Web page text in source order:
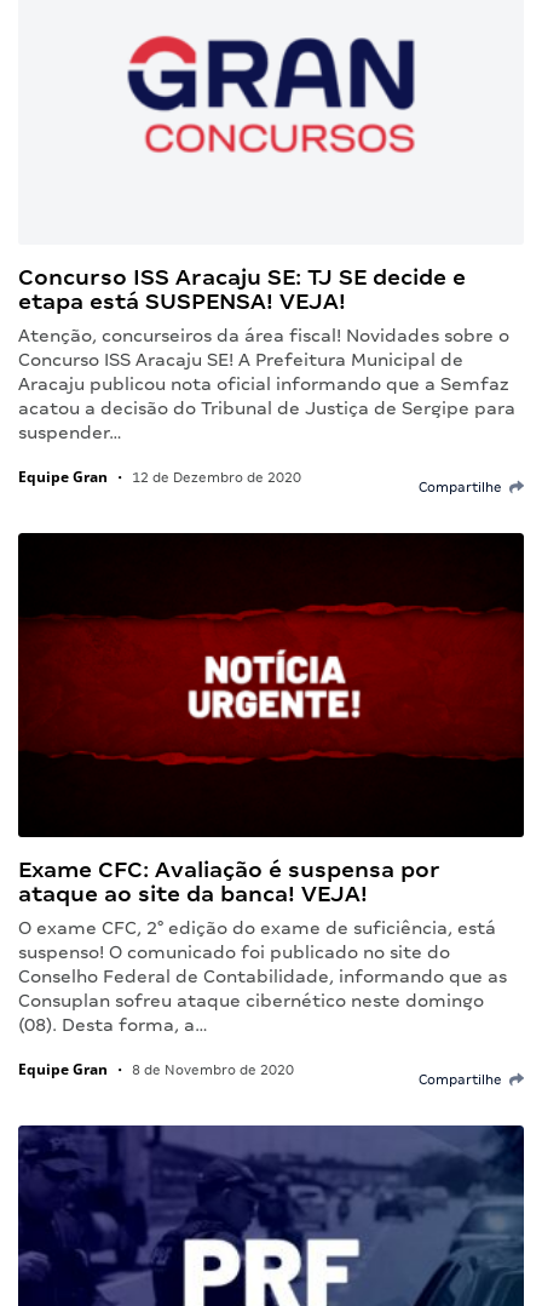
Concurso ISS Aracaju SE: TJ SE decide e
etapa está SUSPENSA! VEJA!
Atenção, concurseiros da área fiscal! Novidades sobre o
Concurso ISS Aracaju SE! A Prefeitura Municipal de
Aracaju publicou nota oficial informando que a Semfaz
acatou a decisão do Tribunal de Justiça de Sergipe para
suspender…
Equipe Gran • 12 de Dezembro de 2020
Compartilhe
Exame CFC: Avaliação é suspensa por
ataque ao site da banca! VEJA!
O exame CFC, 2° edição do exame de suficiência, está
suspenso! O comunicado foi publicado no site do
Conselho Federal de Contabilidade, informando que as
Consuplan sofreu ataque cibernético neste domingo
(08). Desta forma, a…
Equipe Gran • 8 de Novembro de 2020
Compartilhe